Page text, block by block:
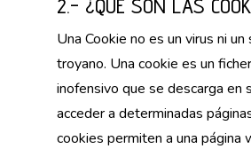
2.- ¿QUE SON LAS
Una Cookie no es un virus ni un
troyano. Una cookie es un
inofensivo que se descarga en
acceder a determinadas
cookies permiten a una página